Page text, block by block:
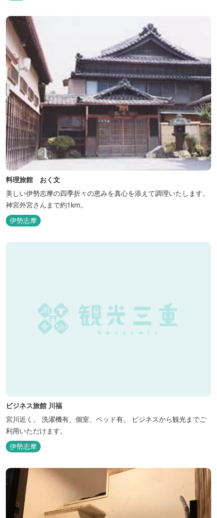
料理旅館 おく文
美しい伊勢志摩の四季折々の恵みを真心を添えて調理いたします。
神宮外宮さんまで約1km。
伊勢志摩
ビジネス旅館 川福
宮川近く。 洗濯機有、個室、ベッド有。 ビジネスから観光までご
利用いただけます。
伊勢志摩